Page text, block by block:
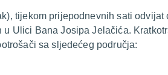
tijekom prijepodnevnih sati
u Ulici Bana Josipa Jelačića.
sa sljedećeg područja: